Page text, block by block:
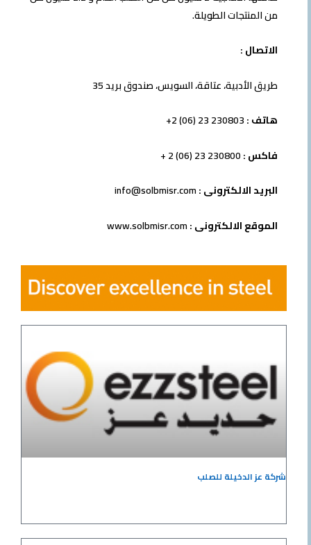
من المنتجات الطويلة.
الاتصال :
طريق الأدبية، عتاقة، السويس، صندوق بريد 35
هاتف :
فاكس :230800 23 (06) 2 +
البريد الالكترونى :
الموقع الالكترونى :www.solbmisr.com
شركة عز الدخيلة للصلب